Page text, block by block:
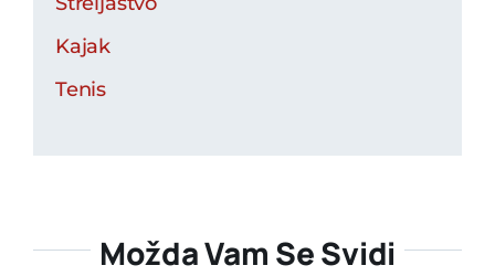
Kajak
Tenis
Možda Vam Se Svidi